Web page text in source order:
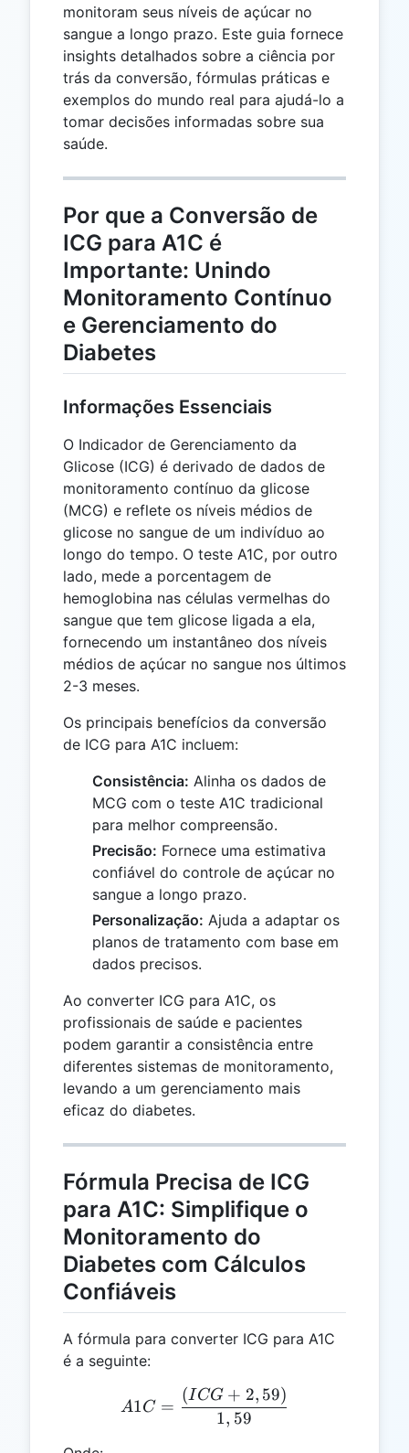
monitoram seus níveis de açúcar no
sangue a longo prazo. Este guia fornece
insights detalhados sobre a ciência por
trás da conversão, fórmulas práticas e
exemplos do mundo real para ajudá-lo a
tomar decisões informadas sobre sua
saúde.
Por que a Conversão de
ICG para A1C é
Importante: Unindo
Monitoramento Contínuo
e Gerenciamento do
Diabetes
Informações Essenciais
O Indicador de Gerenciamento da
Glicose (ICG) é derivado de dados de
monitoramento contínuo da glicose
(MCG) e reflete os níveis médios de
glicose no sangue de um indivíduo ao
longo do tempo. O teste A1C, por outro
lado, mede a porcentagem de
hemoglobina nas células vermelhas do
sangue que tem glicose ligada a ela,
fornecendo um instantâneo dos níveis
médios de açúcar no sangue nos últimos
2-3 meses.
Os principais benefícios da conversão
de ICG para A1C incluem:
Consistência: Alinha os dados de
MCG com o teste A1C tradicional
para melhor compreensão.
Precisão: Fornece uma estimativa
confiável do controle de açúcar no
sangue a longo prazo.
Personalização: Ajuda a adaptar os
planos de tratamento com base em
dados precisos.
Ao converter ICG para A1C, os
profissionais de saúde e pacientes
podem garantir a consistência entre
diferentes sistemas de monitoramento,
levando a um gerenciamento mais
eficaz do diabetes.
Fórmula Precisa de ICG
para A1C: Simplifique o
Monitoramento do
Diabetes com Cálculos
Confiáveis
A fórmula para converter ICG para A1C
é a seguinte:
A1C = \frac{(ICG +
A1C =
1, 59
(ICG + 2, 59)